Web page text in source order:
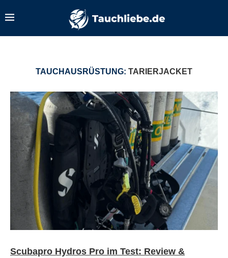
TAUCHAUSRÜSTUNG: TARIERJACKET
Scubapro Hydros Pro im Test: Review &